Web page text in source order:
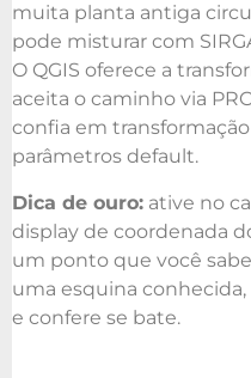
muita planta antiga
pode misturar com
O QGIS oferece a
aceita o caminho via
confia em
parâmetros default.
Dica de ouro: ative no
display de coordenada
um ponto que você
uma esquina
e confere se bate.